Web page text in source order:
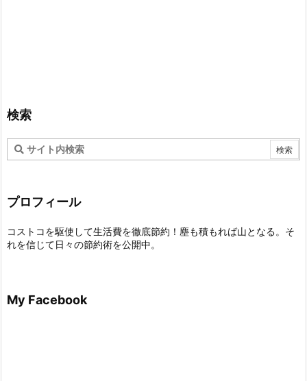
検索
プロフィール
コストコを駆使して生活費を徹底節約！塵も積もれば山となる。そ
れを信じて日々の節約術を公開中。
My Facebook